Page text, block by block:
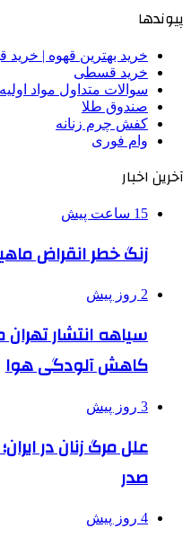
پیوندها
خرید بهترین قهوه | خرید
خرید قسطی
سوالات متداول مواد
صندوق طلا
کفش چرم زنانه
وام فوری
آخرین اخبار
15 ساعت پیش
زنگ خطر انقراض
2 روز پیش
سیاهه انتشار
کاهش آلودگی هوا
3 روز پیش
علل مرگ زنان در
صدر
4 روز پیش